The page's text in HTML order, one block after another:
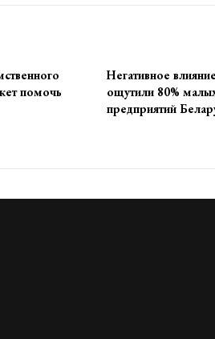
помочь
Негативное
ощутили 80%
предприятий